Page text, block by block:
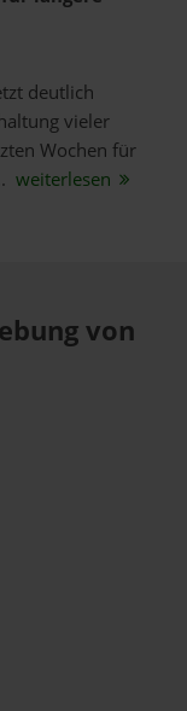
deutlich
vieler
Wochen für
weiterlesen
von